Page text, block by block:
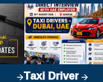
Taxi Driver